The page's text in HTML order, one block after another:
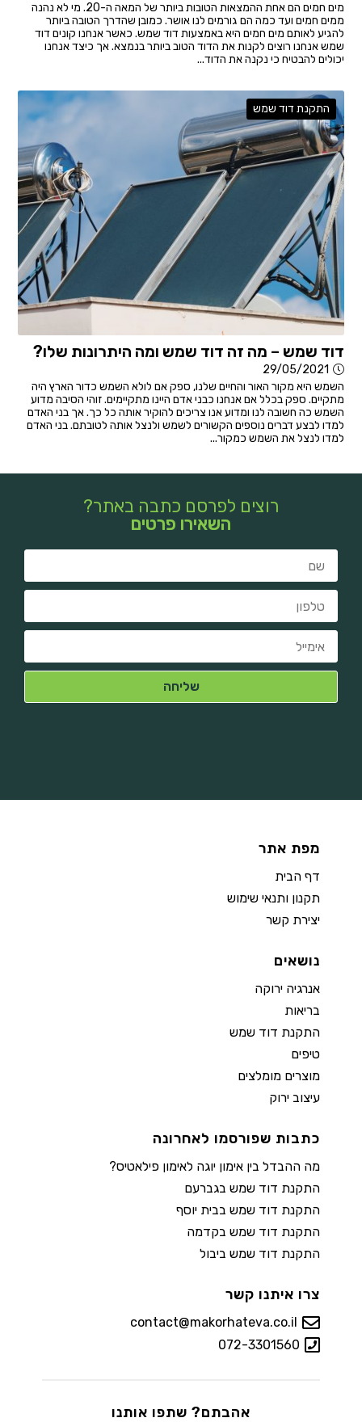
מים חמים הם אחת ההמצאות הטובות ביותר של המאה ה-20. מי לא נהנה
ממים חמים ועד כמה הם גורמים לנו אושר. כמובן שהדרך הטובה ביותר
להגיע לאותם מים חמים היא באמצעות דוד שמש. כאשר אנחנו קונים דוד
שמש אנחנו רוצים לקנות את הדוד הטוב ביותר בנמצא. אך כיצד אנחנו
יכולים להבטיח כי נקנה את הדוד...
התקנת דוד שמש
דוד שמש – מה זה דוד שמש ומה היתרונות שלו?
29/05/2021
השמש היא מקור האור והחיים שלנו, ספק אם לולא השמש כדור הארץ היה
מתקיים. ספק בכלל אם אנחנו כבני אדם היינו מתקיימים. זוהי הסיבה מדוע
השמש כה חשובה לנו ומדוע אנו צריכים להוקיר אותה כל כך. אך בני האדם
למדו לבצע דברים נוספים הקשורים לשמש ולנצל אותה לטובתם. בני האדם
למדו לנצל את השמש כמקור...
רוצים לפרסם כתבה באתר?
השאירו פרטים
מפת אתר
דף הבית
תקנון ותנאי שימוש
יצירת קשר
נושאים
אנרגיה ירוקה
בריאות
התקנת דוד שמש
טיפים
מוצרים מומלצים
עיצוב ירוק
כתבות שפורסמו לאחרונה
מה ההבדל בין אימון יוגה לאימון פילאטיס?
התקנת דוד שמש בגברעם
התקנת דוד שמש בבית יוסף
התקנת דוד שמש בקדמה
התקנת דוד שמש ביבול
צרו איתנו קשר
contact@makorhateva.co.il
072-3301560
אהבתם? שתפו אותנו